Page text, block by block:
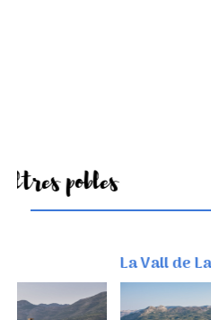
Altres pobles
La Vall de Laguar